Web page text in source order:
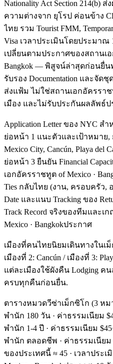
Nationality Act Section 214(b)
ความต่างจาก ยุโรป ค่อนข้าง
ไทย รวม Tourist FMM,
Visa เวลาประเมินโดยประมาณ
เปลี่ยนตามประกาศของสถานเ
Bangkok — พิสูจน์ล่าสุดก่อนยื่น
รับรอง Documentation และจัด
ส่งแฟ้ม ไม่ใช่สถานเอกอัครรา
เมือง และไม่รับประกันผลลัพธ์ป
Application Letter ของ NYC ส
ย่อหน้า 1 แนะตัวและเป้าหมาย,
Mexico City, Cancún, Playa del
ย่อหน้า 3 ยืนยัน Financial
เอกอัครราชทูต of Mexico ·
Ties กลับไทย (งาน, ครอบครัว,
Date และแนบ Tracking ของ
Track Record จริงของทีมและ
Mexico · Bangkokประกาศ
เมืองที่คนไทยนิยมเดินทางในเม็
เมืองที่ 2: Cancún / เมืองที่ 3:
แต่ละเมืองใช้ผังคืน Lodging ค
ครบทุกคืนก่อนยื่น.
ตารางหมวดวีซ่าเม็กซิโก (3 หมว
พำนัก 180 วัน · ค่าธรรมเนียม
พำนัก 1-4 ปี · ค่าธรรมเนียม $45+
พำนัก ตลอดชีพ · ค่าธรรมเนียม
ของประเทศนี้ ≈ 45 · เวลาประ